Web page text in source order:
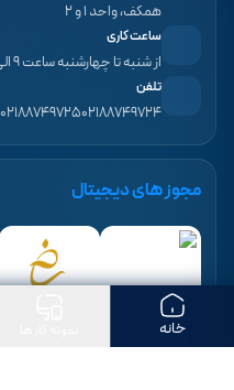
همکف، واحد ۱ و ۲
ساعت کاری
از شنبه تا چهارشنبه ساعت ۹ الی ۱۷
تلفن
۰۲۱۸۸۷۴۹۷۲۴۰۲۱۸۸۷۴۹۷۲۵
مجوز های دیجیتال
خانه